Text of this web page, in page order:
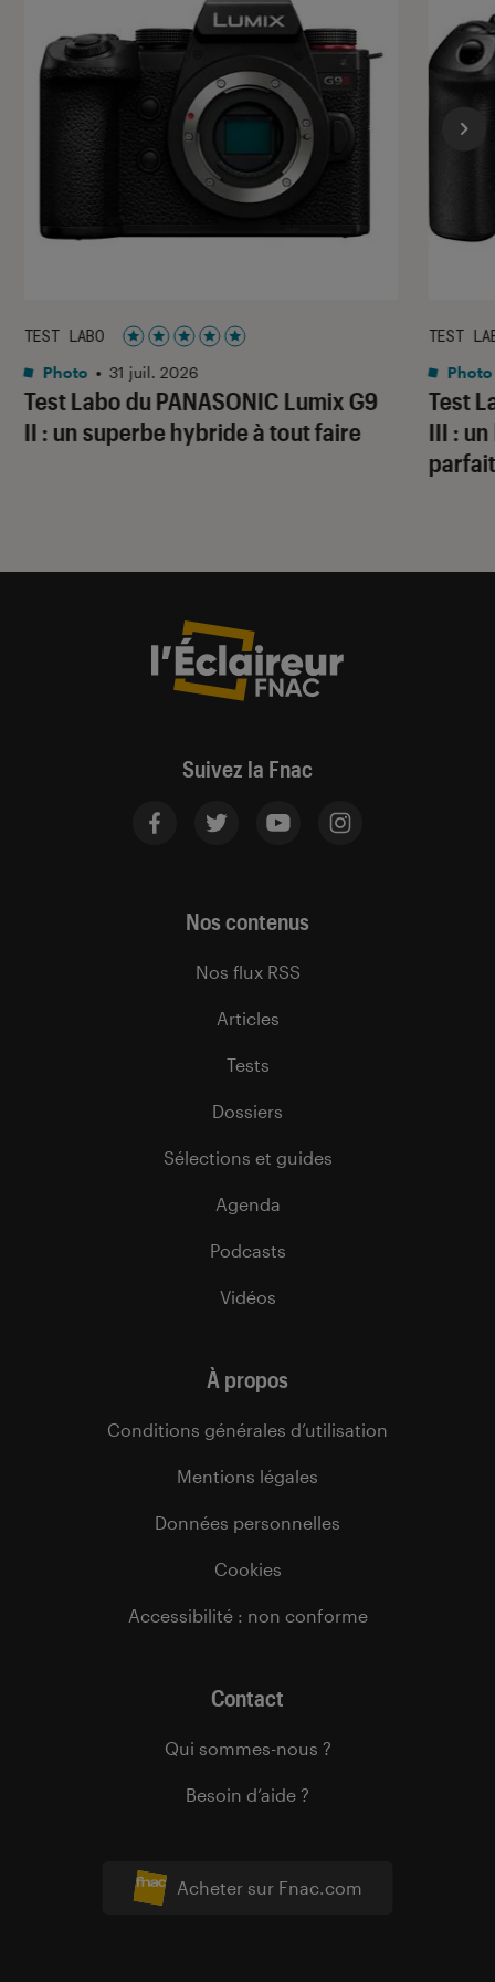
Test Labo du PANASONIC Lumix G9
II : un superbe hybride à tout faire
TEST LABO
Noté 5 étoiles sur 5
Photo • 31 juil. 2026
Test
III :
TEST
Photo
Suivez la Fnac
Acheter sur Fnac.com
Nos contenus
Nos flux RSS
Articles
Tests
Dossiers
Sélections et guides
Agenda
Podcasts
Vidéos
À propos
Conditions générales d’utilisation
Mentions légales
Données personnelles
Cookies
Accessibilité : non conforme
Contact
Qui sommes-nous ?
Besoin d’aide ?